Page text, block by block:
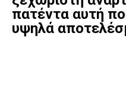
πατέντα αυτή
υψηλά